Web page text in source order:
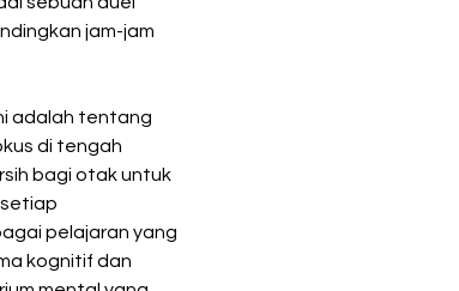
jam-jam
adalah tentang
di tengah
bagi otak untuk
pelajaran yang
kognitif dan